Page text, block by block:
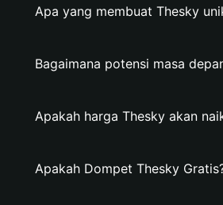
Apa yang membuat Thesky
Bagaimana potensi masa
Apakah harga Thesky akan
Apakah Dompet Thesky